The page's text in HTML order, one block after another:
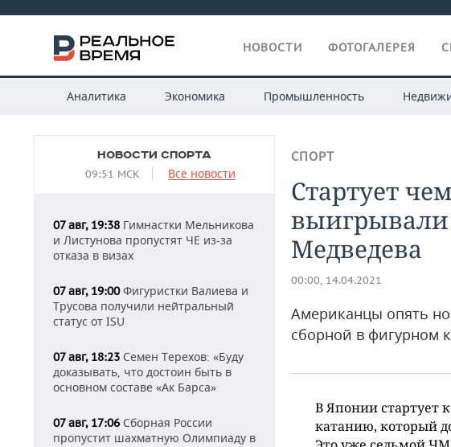
НОВОСТИ ФОТОГАЛЕРЕЯ
Аналитика Экономика Промышленность
НОВОСТИ СПОРТА
09:51 МСК Все новости
07 авг, 19:38 Гимнастки Мельникова
и Листунова пропустят ЧЕ из-за
отказа в визах
07 авг, 19:00Фигуристки Валиева и
Трусова получили нейтральный
статус от ISU
07 авг, 18:23 Семен Терехов: «Буду
доказывать, что достоин быть в
основном составе «Ак Барса»
07 авг, 17:06 Сборная России
пропустит шахматную Олимпиаду в
СПОРТ
Стартует
выигрывали
Медведева
00:00, 14.04.2021
Американцы опять
сборной в фигурном
В Японии стартует
катанию, который